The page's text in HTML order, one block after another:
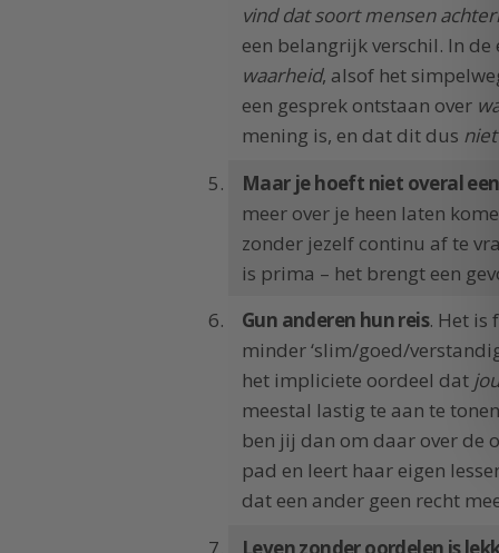
vind dat soort mensen
een belangrijk verschil. In
waarheid, alsof het
een gesprek ontstaan over
mening is, en dat dit dus
Maar je hoeft niet overal
meer over je heen laten
zonder jezelf continu af te
is prima – het brengt een
Gun anderen hun reis. Het is
minder ‘slim/goed/
het impliciete oordeel dat
meestal lastig te aan te
ben jij dan om daar over de
pad en leert haar eigen
dat een ander geen recht